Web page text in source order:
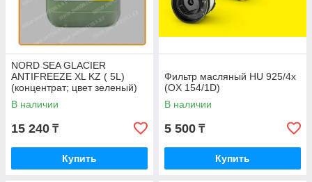
NORD SEA GLACIER
ANTIFREEZE XL KZ ( 5L)
(концентрат; цвет зеленый)
В наличии
15 240 ₸
Купить
Фильтр масляный HU 925/4x
(OX 154/1D)
В наличии
5 500 ₸
Купить